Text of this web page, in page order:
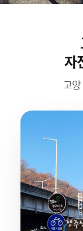
자
고